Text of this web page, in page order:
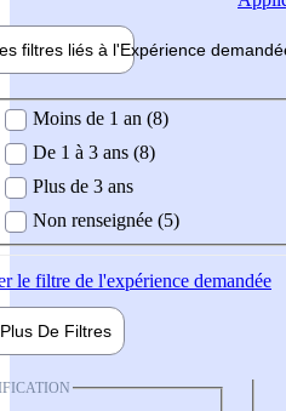
filtres liés à l'Expérience
demandée
Moins de 1 an (8)
De 1 à 3 ans (8)
Plus de 3 ans
Non renseignée (5)
le filtre de l'expérience demandée
Plus De Filtres